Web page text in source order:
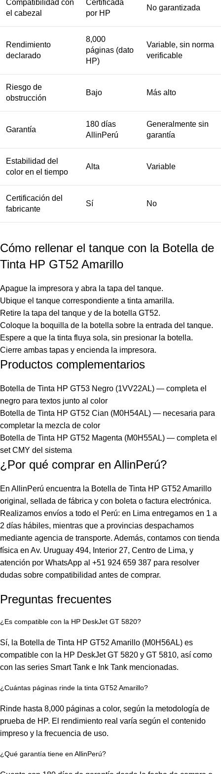
Compatibilidad con
el cabezal
Certificada
por HP
No garantizada
Rendimiento
declarado
8,000
páginas (dato
HP)
Variable, sin norma
verificable
Riesgo de
obstrucción
Bajo Más alto
Garantía
180 días
AllinPerú
Generalmente sin
garantía
Estabilidad del
color en el tiempo
Alta Variable
Certificación del
fabricante
Sí No
Cómo rellenar el tanque con la Botella de
Tinta HP GT52 Amarillo
Apague la impresora y abra la tapa del tanque.
Ubique el tanque correspondiente a tinta amarilla.
Retire la tapa del tanque y de la botella GT52.
Coloque la boquilla de la botella sobre la entrada del tanque.
Espere a que la tinta fluya sola, sin presionar la botella.
Cierre ambas tapas y encienda la impresora.
Productos complementarios
Botella de Tinta HP GT53 Negro (1VV22AL) — completa el
negro para textos junto al color
Botella de Tinta HP GT52 Cian (M0H54AL) — necesaria para
completar la mezcla de color
Botella de Tinta HP GT52 Magenta (M0H55AL) — completa el
set CMY del sistema
¿Por qué comprar en AllinPerú?
En AllinPerú encuentra la Botella de Tinta HP GT52 Amarillo
original, sellada de fábrica y con boleta o factura electrónica.
Realizamos envíos a todo el Perú: en Lima entregamos en 1 a
2 días hábiles, mientras que a provincias despachamos
mediante agencia de transporte. Además, contamos con tienda
física en Av. Uruguay 494, Interior 27, Centro de Lima, y
atención por WhatsApp al +51 924 659 387 para resolver
dudas sobre compatibilidad antes de comprar.
Preguntas frecuentes
¿Es compatible con la HP DeskJet GT 5820?
Sí, la Botella de Tinta HP GT52 Amarillo (M0H56AL) es
compatible con la HP DeskJet GT 5820 y GT 5810, así como
con las series Smart Tank e Ink Tank mencionadas.
¿Cuántas páginas rinde la tinta GT52 Amarillo?
Rinde hasta 8,000 páginas a color, según la metodología de
prueba de HP. El rendimiento real varía según el contenido
impreso y la frecuencia de uso.
¿Qué garantía tiene en AllinPerú?